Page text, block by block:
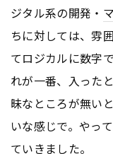
ジタル系の開発・
ちに対しては、雰
てロジカルに数字
れが一番、入った
昧なところが無い
いな感じで。やっ
ていきました。